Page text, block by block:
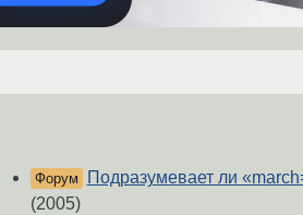
Форум
Подразумевает ли
(2005)